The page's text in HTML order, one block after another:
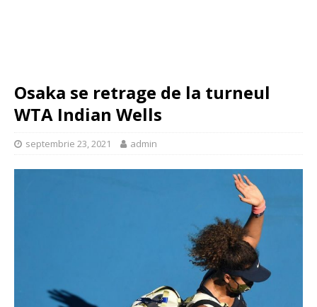
Osaka se retrage de la turneul
WTA Indian Wells
septembrie 23, 2021 admin